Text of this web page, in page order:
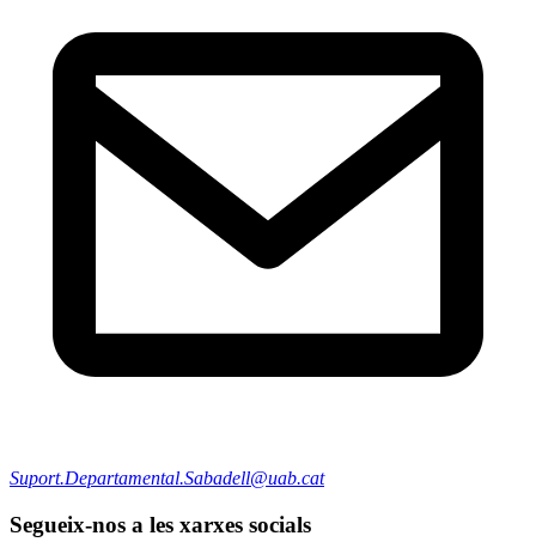
Suport.Departamental.Sabadell@uab.cat
Segueix-nos a les xarxes socials